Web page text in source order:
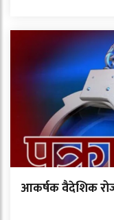
आकर्षक वैदेशिक